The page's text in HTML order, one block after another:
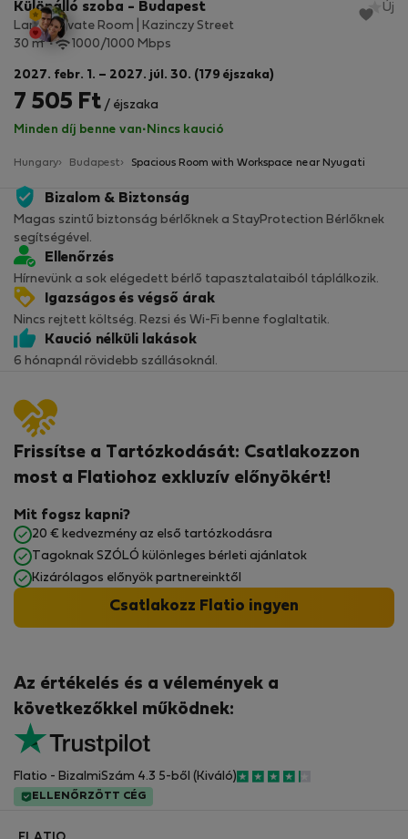
Különálló szoba - Budapest
Új
Large Private Room | Kazinczy Street
30 m
2 1000/1000 Mbps
2027. febr. 1. – 2027. júl. 30. (179 éjszaka)
7 505 Ft / éjszaka
Minden díj benne van· Nincs kaució
Hungary Budapest Spacious Room with Workspace near Nyugati
Bizalom & Biztonság
Magas szintű biztonság bérlőknek a StayProtection Bérlőknek
segítségével.
Ellenőrzés
Hírnevünk a sok elégedett bérlő tapasztalataiból táplálkozik.
Igazságos és végső árak
Nincs rejtett költség. Rezsi és Wi-Fi benne foglaltatik.
Kaució nélküli lakások
6 hónapnál rövidebb szállásoknál.
Az értékelés és a vélemények a
következőkkel működnek:
Flatio - BizalmiSzám 4.3 5-ből (Kiváló)
ELLENŐRZÖTT CÉG
Frissítse a Tartózkodását: Csatlakozzon
most a Flatiohoz exkluzív előnyökért!
Mit fogsz kapni?
20 € kedvezmény az első tartózkodásra
Tagoknak SZÓLÓ különleges bérleti ajánlatok
Kizárólagos előnyök partnereinktől
Csatlakozz Flatio ingyen